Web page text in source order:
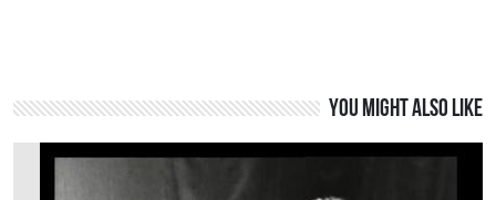
You might also like